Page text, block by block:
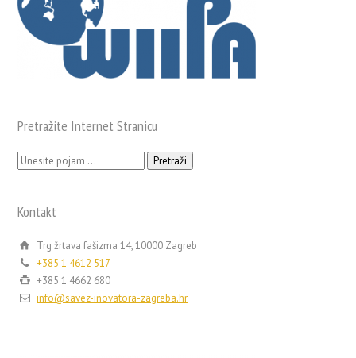
Pretražite Internet Stranicu
Pretraži:
Kontakt
Trg žrtava fašizma 14, 10000 Zagreb
+385 1 4612 517
+385 1 4662 680
info@savez-inovatora-zagreba.hr